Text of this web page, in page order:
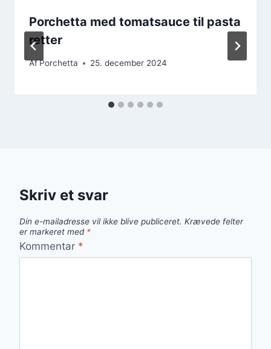
Porchetta med tomatsauce til pasta
retter
AfPorchetta 25. december 2024
Skriv et svar
Din e-mailadresse vil ikke blive publiceret. Krævede felter
er markeret med *
Kommentar *